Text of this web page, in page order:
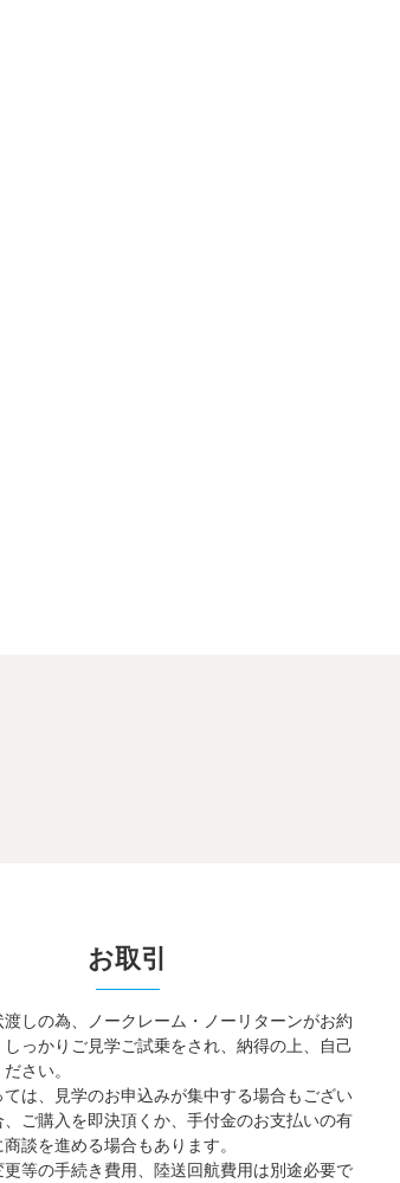
お取引
しの為、ノークレーム・ノーリターンがお約
っかりご見学ご試乗をされ、納得の上、自己
さい。
は、見学のお申込みが集中する場合もござい
、ご購入を即決頂くか、手付金のお支払いの有
談を進める場合もあります。
更等の手続き費用、陸送回航費用は別途必要で